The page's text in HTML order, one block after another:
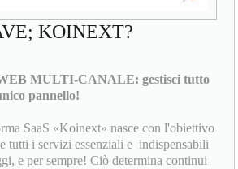
KOINEXT?
MULTI-CANALE: gestisci tutto
pannello!
SaaS «Koinext» nasce con l'obiettivo
tutti i servizi essenziali e indispensabili
e per sempre! Ciò determina continui